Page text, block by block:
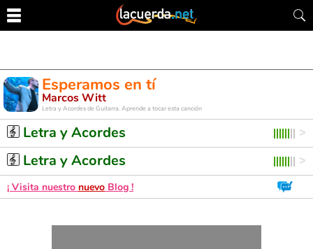
Esperamos en tí
Marcos Witt
Letra y Acordes de Guitarra. Aprende a tocar esta canción
Letra y Acordes
Letra y Acordes
¡ Visita nuestro nuevo Blog !